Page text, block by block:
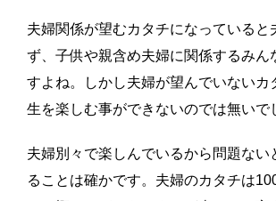
夫婦関係が望むカタチになっていると
ず、子供や親含め夫婦に関係するみん
すよね。しかし夫婦が望んでいないカ
生を楽しむ事ができないのでは無いで
夫婦別々で楽しんでいるから問題ない
ることは確かです。夫婦のカタチは